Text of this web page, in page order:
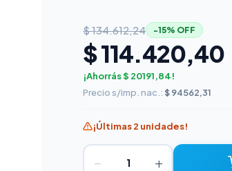
$ 134.612,24 −15% OFF
$ 114.420,40
¡Ahorrás $ 20191,84!
Precio s/imp. nac.: $ 94562,31
¡Últimas 2 unidades!
− +